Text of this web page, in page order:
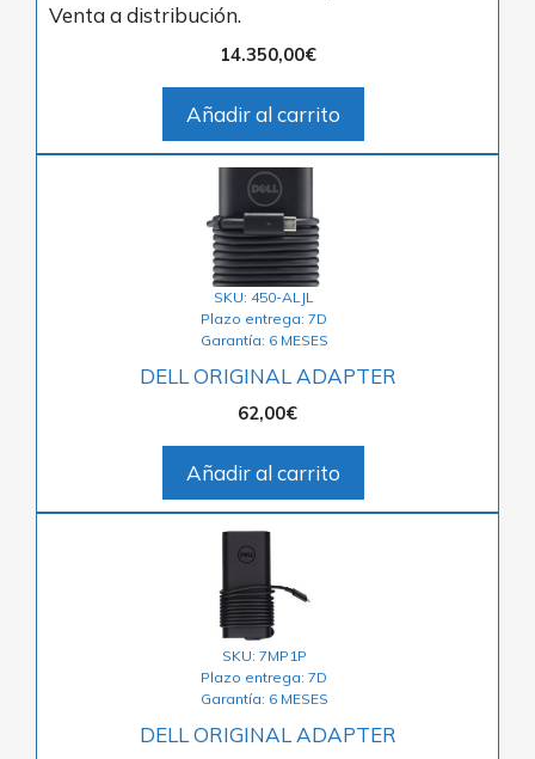
Venta a distribución.
14.350,00€
Añadir al carrito
SKU: 450-ALJL
Plazo entrega: 7D
Garantía: 6 MESES
DELL ORIGINAL ADAPTER
62,00€
Añadir al carrito
SKU: 7MP1P
Plazo entrega: 7D
Garantía: 6 MESES
DELL ORIGINAL ADAPTER